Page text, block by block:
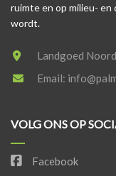
ruimte en op milieu-
wordt.
Landgoed
Email:
VOLG ONS OP
Facebook